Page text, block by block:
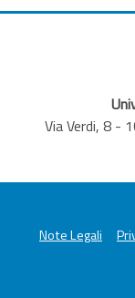
Via Verdi, 8 -
Note Legali